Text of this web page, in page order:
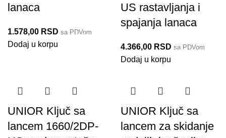
lanaca
1.578,00 RSD sa PDVom
Dodaj u korpu
1720/4DP
US rastavljanja i
spajanja lanaca
4.366,00 RSD sa PDVom
Dodaj u korpu
1640/1DP-US
UNIOR Ključ sa
lancem 1660/2DP-
UNIOR Ključ sa
lancem za skidanje